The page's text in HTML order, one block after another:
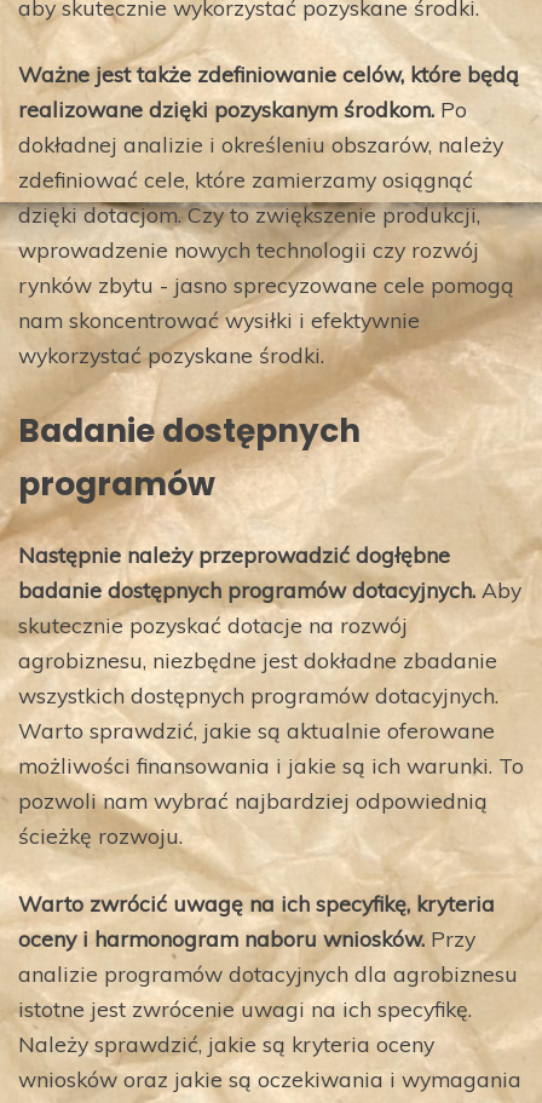
aby skutecznie wykorzystać pozyskane środki.
Ważne jest także zdefiniowanie celów, które będą
realizowane dzięki pozyskanym środkom. Po
dokładnej analizie i określeniu obszarów, należy
zdefiniować cele, które zamierzamy osiągnąć
dzięki dotacjom. Czy to zwiększenie produkcji,
wprowadzenie nowych technologii czy rozwój
rynków zbytu - jasno sprecyzowane cele pomogą
nam skoncentrować wysiłki i efektywnie
wykorzystać pozyskane środki.
Badanie dostępnych
programów
Następnie należy przeprowadzić dogłębne
badanie dostępnych programów dotacyjnych. Aby
skutecznie pozyskać dotacje na rozwój
agrobiznesu, niezbędne jest dokładne zbadanie
wszystkich dostępnych programów dotacyjnych.
Warto sprawdzić, jakie są aktualnie oferowane
możliwości finansowania i jakie są ich warunki. To
pozwoli nam wybrać najbardziej odpowiednią
ścieżkę rozwoju.
Warto zwrócić uwagę na ich specyfikę, kryteria
oceny i harmonogram naboru wniosków. Przy
analizie programów dotacyjnych dla agrobiznesu
istotne jest zwrócenie uwagi na ich specyfikę.
Należy sprawdzić, jakie są kryteria oceny
wniosków oraz jakie są oczekiwania i wymagania